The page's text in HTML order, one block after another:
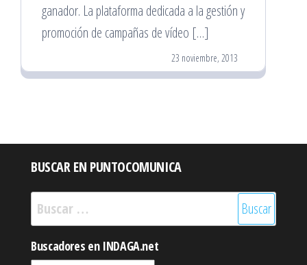
ganador. La plataforma dedicada a la gestión y
promoción de campañas de vídeo […]
23 noviembre, 2013
BUSCAR EN PUNTOCOMUNICA
Buscar:
Buscadores en INDAGA.net